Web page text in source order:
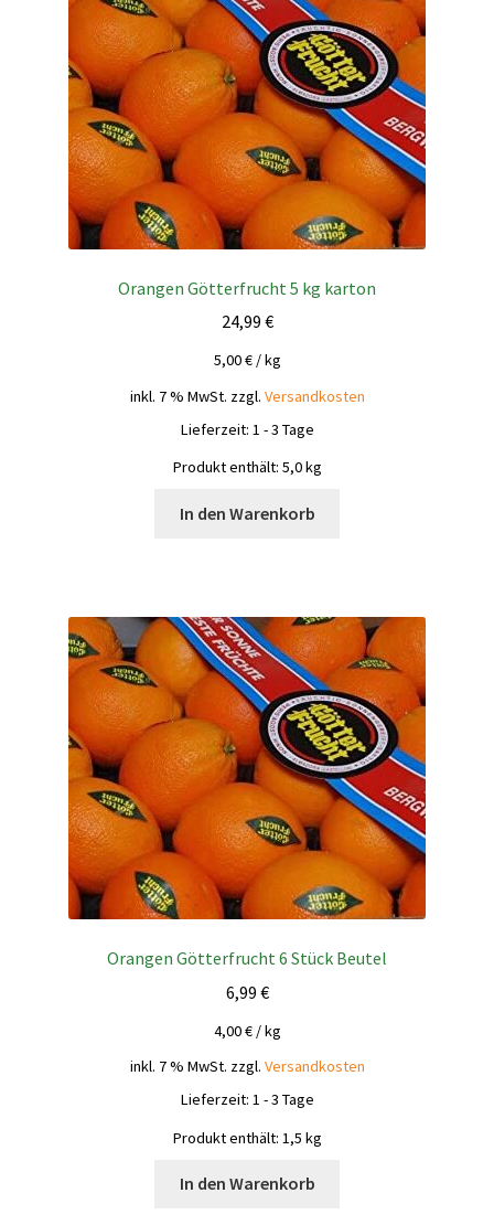
Orangen Götterfrucht 5 kg karton
24,99 €
5,00€/kg
inkl. 7 % MwSt. zzgl. Versandkosten
Lieferzeit: 1 - 3 Tage
Produkt enthält: 5,0kg
In den Warenkorb
Orangen Götterfrucht 6 Stück Beutel
6,99 €
4,00€/kg
inkl. 7 % MwSt. zzgl. Versandkosten
Lieferzeit: 1 - 3 Tage
Produkt enthält: 1,5 kg
In den Warenkorb